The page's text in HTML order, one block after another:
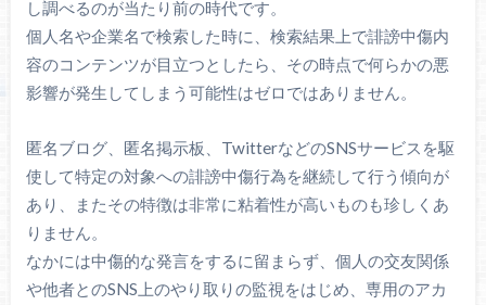
し調べるのが当たり前の時代です。
個人名や企業名で検索した時に、検索結果上で誹謗中傷内
容のコンテンツが目立つとしたら、その時点で何らかの悪
影響が発生してしまう可能性はゼロではありません。
匿名ブログ、匿名掲示板、TwitterなどのSNSサービスを駆
使して特定の対象への誹謗中傷行為を継続して行う傾向が
あり、またその特徴は非常に粘着性が高いものも珍しくあ
りません。
なかには中傷的な発言をするに留まらず、個人の交友関係
や他者とのSNS上のやり取りの監視をはじめ、専用のアカ